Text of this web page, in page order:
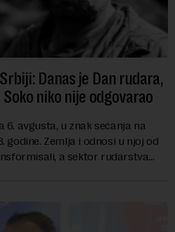
Danas je Dan rudara,
niko nije odgovarao
avgusta, u znak sećanja na
godine. Zemlja i odnosi u njoj od
a sektor rudarstva